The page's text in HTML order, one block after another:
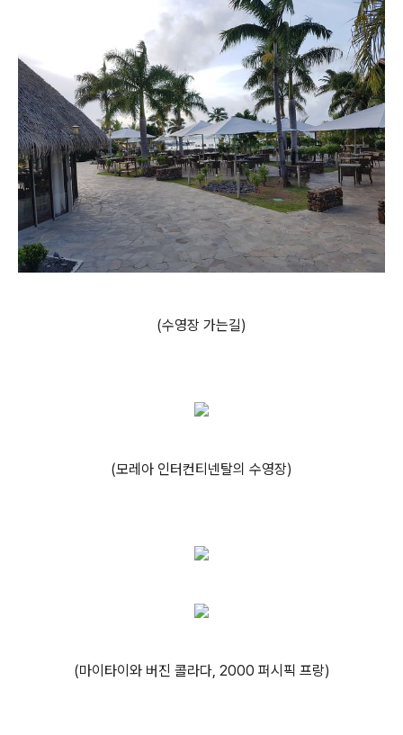
(수영장 가는길)
(모레아 인터컨티넨탈의 수영장)
(마이타이와 버진 콜라다, 2000 퍼시픽 프랑)